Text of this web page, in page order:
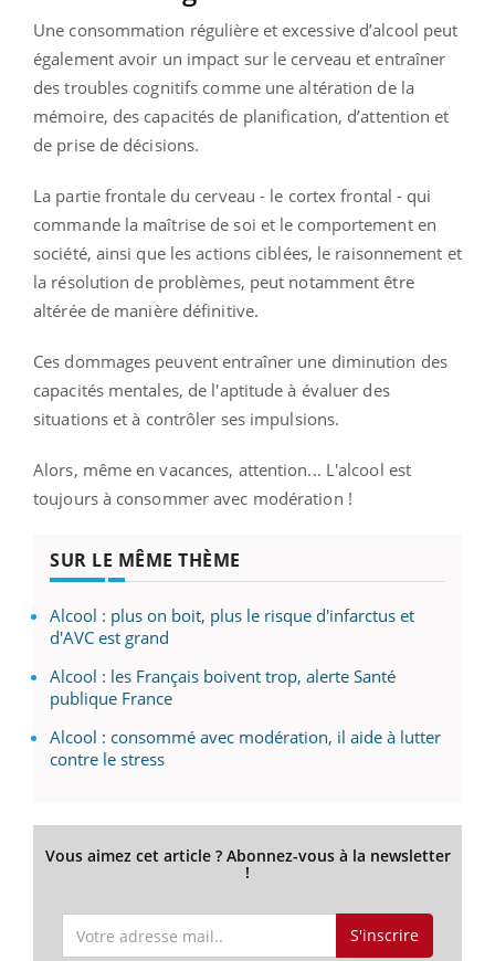
Une consommation régulière et excessive d’alcool peut
également avoir un impact sur le cerveau et entraîner
des troubles cognitifs comme une altération de la
mémoire, des capacités de planification, d’attention et
de prise de décisions.
La partie frontale du cerveau - le cortex frontal - qui
commande la maîtrise de soi et le comportement en
société, ainsi que les actions ciblées, le raisonnement et
la résolution de problèmes, peut notamment être
altérée de manière définitive.
Ces dommages peuvent entraîner une diminution des
capacités mentales, de l'aptitude à évaluer des
situations et à contrôler ses impulsions.
Alors, même en vacances, attention... L'alcool est
toujours à consommer avec modération !
SUR LE MÊME THÈME
Alcool : plus on boit, plus le risque d'infarctus et
d'AVC est grand
Alcool : les Français boivent trop, alerte Santé
publique France
Alcool : consommé avec modération, il aide à lutter
contre le stress
Vous aimez cet article ? Abonnez-vous à la newsletter
!
S'inscrire